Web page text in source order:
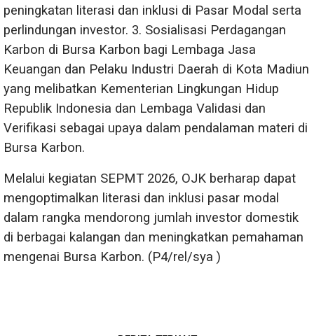
peningkatan literasi dan inklusi di Pasar Modal serta
perlindungan investor. 3. Sosialisasi Perdagangan
Karbon di Bursa Karbon bagi Lembaga Jasa
Keuangan dan Pelaku Industri Daerah di Kota Madiun
yang melibatkan Kementerian Lingkungan Hidup
Republik Indonesia dan Lembaga Validasi dan
Verifikasi sebagai upaya dalam pendalaman materi di
Bursa Karbon.
Melalui kegiatan SEPMT 2026, OJK berharap dapat
mengoptimalkan literasi dan inklusi pasar modal
dalam rangka mendorong jumlah investor domestik
di berbagai kalangan dan meningkatkan pemahaman
mengenai Bursa Karbon. (P4/rel/sya )